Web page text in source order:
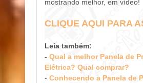
mostrando melhor, em vídeo!
CLIQUE AQUI PARA
Leia também:
- Qual a melhor Panela de
Elétrica? Qual comprar?
- Conhecendo a Panela de